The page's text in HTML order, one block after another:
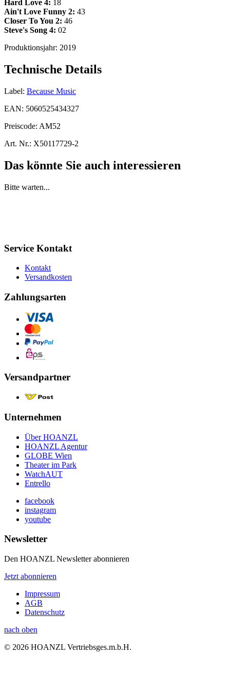
Hard Love 4: 18
Ain't Love Funny 2: 43
Closer To You 2: 46
Steve's Song 4: 02
Produktionsjahr: 2019
Technische Details
Label: Because Music
EAN: 5060525434327
Preiscode: AM52
Art. Nr.: X50117729-2
Das könnte Sie auch interessieren
Bitte warten...
Service Kontakt
Kontakt
Versandkosten
Zahlungsarten
Versandpartner
Unternehmen
Über HOANZL
HOANZL Agentur
GLOBE Wien
Theater im Park
WatchAUT
Entrello
facebook
instagram
youtube
Newsletter
Den HOANZL Newsletter abonnieren
Jetzt abonnieren
Impressum
AGB
Datenschutz
nach oben
© 2026 HOANZL Vertriebsges.m.b.H.